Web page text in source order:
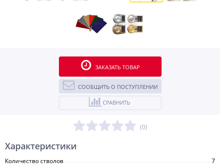
ЗАКАЗАТЬ ТОВАР
СООБЩИТЬ О ПОСТУПЛЕНИИ
СРАВНИТЬ
(0)
Характеристики
Количество стволов
7